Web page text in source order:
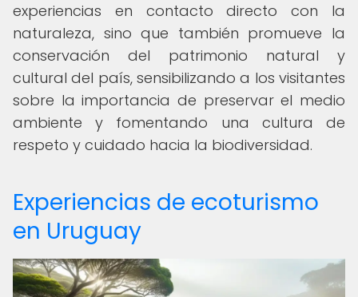
experiencias en contacto directo con la
naturaleza, sino que también promueve la
conservación del patrimonio natural y
cultural del país, sensibilizando a los visitantes
sobre la importancia de preservar el medio
ambiente y fomentando una cultura de
respeto y cuidado hacia la biodiversidad.
Experiencias de ecoturismo
en Uruguay